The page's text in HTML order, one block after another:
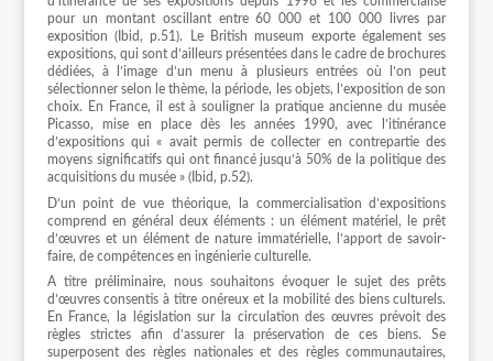
pour un montant oscillant entre 60 000 et 100 000 livres par
exposition (Ibid, p.51). Le British museum exporte également ses
expositions, qui sont d’ailleurs présentées dans le cadre de brochures
dédiées, à l’image d’un menu à plusieurs entrées où l’on peut
sélectionner selon le thème, la période, les objets, l’exposition de son
choix. En France, il est à souligner la pratique ancienne du musée
Picasso, mise en place dès les années 1990, avec l’itinérance
d’expositions qui « avait permis de collecter en contrepartie des
moyens significatifs qui ont financé jusqu’à 50% de la politique des
acquisitions du musée » (Ibid, p.52).
D’un point de vue théorique, la commercialisation d’expositions
comprend en général deux éléments : un élément matériel, le prêt
d’œuvres et un élément de nature immatérielle, l’apport de savoir-
faire, de compétences en ingénierie culturelle.
A titre préliminaire, nous souhaitons évoquer le sujet des prêts
d’œuvres consentis à titre onéreux et la mobilité des biens culturels.
En France, la législation sur la circulation des œuvres prévoit des
règles strictes afin d’assurer la préservation de ces biens. Se
superposent des règles nationales et des règles communautaires,